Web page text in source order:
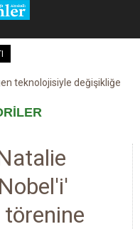
ve kobay!
törenine